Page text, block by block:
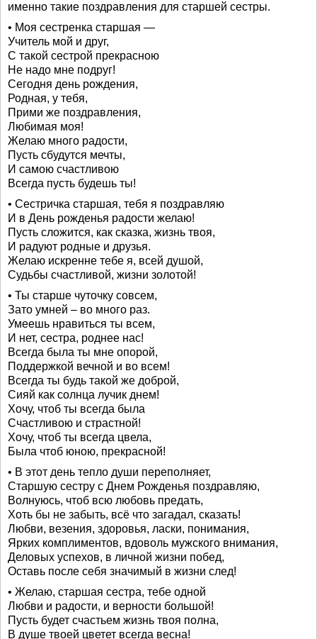
именно такие поздравления для старшей сестры.
• Моя сестренка старшая —
Учитель мой и друг,
С такой сестрой прекрасною
Не надо мне подруг!
Сегодня день рождения,
Родная, у тебя,
Прими же поздравления,
Любимая моя!
Желаю много радости,
Пусть сбудутся мечты,
И самою счастливою
Всегда пусть будешь ты!
• Сестричка старшая, тебя я поздравляю
И в День рожденья радости желаю!
Пусть сложится, как сказка, жизнь твоя,
И радуют родные и друзья.
Желаю искренне тебе я, всей душой,
Судьбы счастливой, жизни золотой!
• Ты старше чуточку совсем,
Зато умней – во много раз.
Умеешь нравиться ты всем,
И нет, сестра, роднее нас!
Всегда была ты мне опорой,
Поддержкой вечной и во всем!
Всегда ты будь такой же доброй,
Сияй как солнца лучик днем!
Хочу, чтоб ты всегда была
Счастливою и страстной!
Хочу, чтоб ты всегда цвела,
Была чтоб юною, прекрасной!
• В этот день тепло души переполняет,
Старшую сестру с Днем Рожденья поздравляю,
Волнуюсь, чтоб всю любовь предать,
Хоть бы не забыть, всё что загадал, сказать!
Любви, везения, здоровья, ласки, понимания,
Ярких комплиментов, вдоволь мужского внимания,
Деловых успехов, в личной жизни побед,
Оставь после себя значимый в жизни след!
• Желаю, старшая сестра, тебе одной
Любви и радости, и верности большой!
Пусть будет счастьем жизнь твоя полна,
В душе твоей цветет всегда весна!